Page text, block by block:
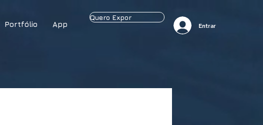
Portfólio App
Quero Expor
Entrar